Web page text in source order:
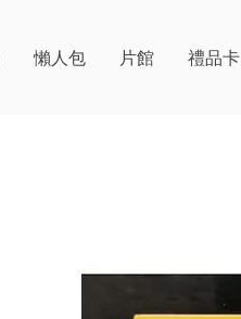
懶人包 片館 禮品卡